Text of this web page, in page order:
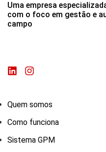
Uma empresa
com o foco em gestão e
campo
Quem somos
Como funciona
Sistema GPM